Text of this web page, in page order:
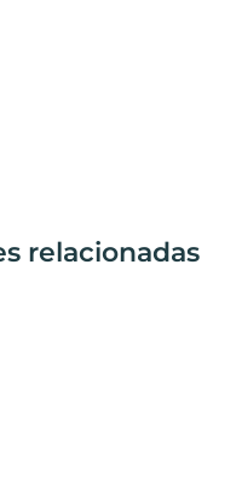
relacionadas